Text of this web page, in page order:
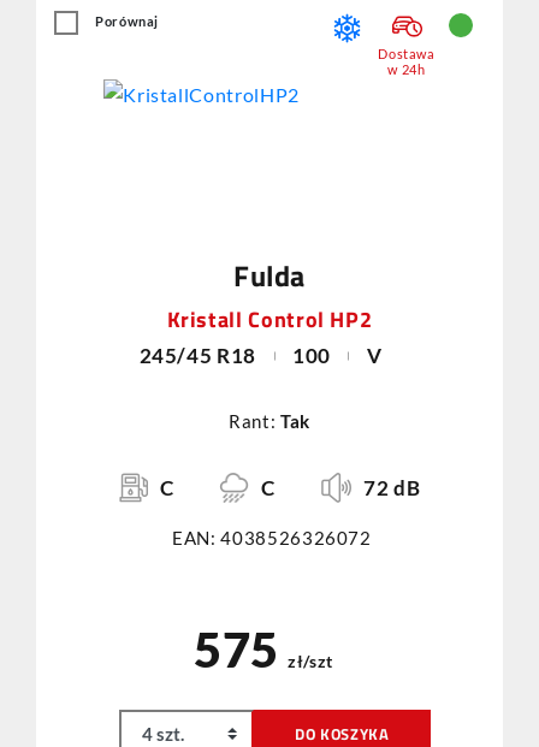
Fulda
Kristall Control HP2
245/45 R18 100 V
Rant: Tak
C C 72 dB
EAN: 4038526326072
Porównaj
Dostawa
w 24h
575 zł/szt
DO KOSZYKA